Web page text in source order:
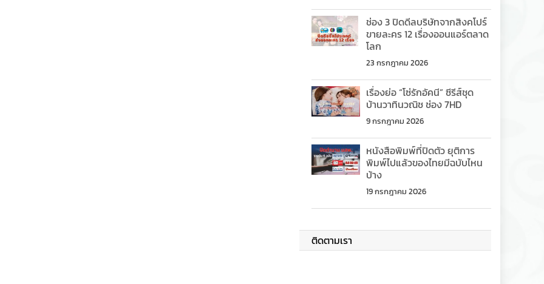
ช่อง 3 ปิดดีลบริษัทจากสิงคโปร์
ขายละคร 12 เรื่องออนแอร์ตลาด
โลก
23 กรกฎาคม 2026
เรื่องย่อ “โซ่รักอัคนี” ซีรีส์ชุด
บ้านวาทินวณิช ช่อง 7HD
9 กรกฎาคม 2026
หนังสือพิมพ์ที่ปิดตัว ยุติการ
พิมพ์ไปแล้วของไทยมีฉบับไหน
บ้าง
19 กรกฎาคม 2026
ติดตามเรา